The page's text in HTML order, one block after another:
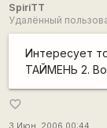
SpiriTT
Удалённый
Интересует
ТАЙМЕНЬ 2.
favorite_border